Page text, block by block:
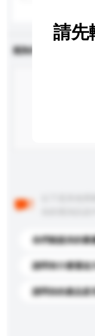
查詢內容
你們能提供的最
請問有什麼運送
請問你的產品是
請先